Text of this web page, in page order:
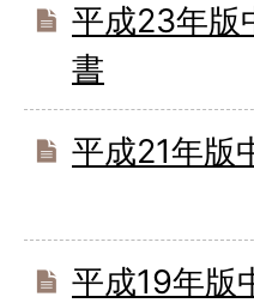
平成23年版
書
平成21年版
平成19年版